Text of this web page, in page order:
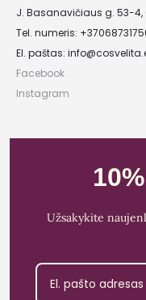
J. Basanavičiaus g. 53-4,
Tel. numeris:
El. paštas:
Facebook
Instagram
Įmonės kodas: 303481944
PVM mokėtojo kodas:
Bankas: Paysera LT
Užsakykite